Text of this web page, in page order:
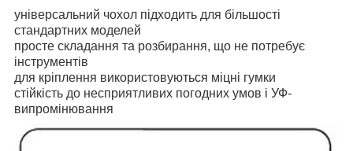
універсальний чохол підходить для більшості
стандартних моделей
просте складання та розбирання, що не потребує
інструментів
для кріплення використовуються міцні гумки
стійкість до несприятливих погодних умов і УФ-
випромінювання